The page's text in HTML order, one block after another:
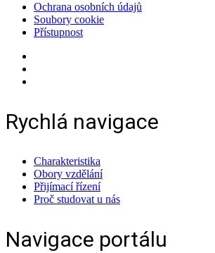
Ochrana osobních údajů
Soubory cookie
Přístupnost
Rychlá navigace
Charakteristika
Obory vzdělání
Přijímací řízení
Proč studovat u nás
Navigace portálu